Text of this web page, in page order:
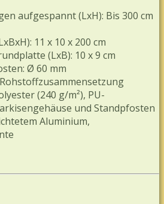
aufgespannt (LxH): Bis 300 cm
11 x 10 x 200 cm
(LxB): 10 x 9 cm
Ø 60 mm
(240 g/m²), PU-
und Standpfosten
Aluminium,